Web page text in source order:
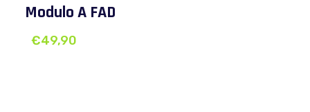
Modulo A FAD
€49,90